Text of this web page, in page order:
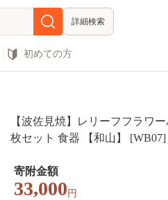
詳細検索
初めての方
【波佐見焼】レリーフフラワ
枚セット 食器 【和山】 [WB07]
寄附金額
33,000 円